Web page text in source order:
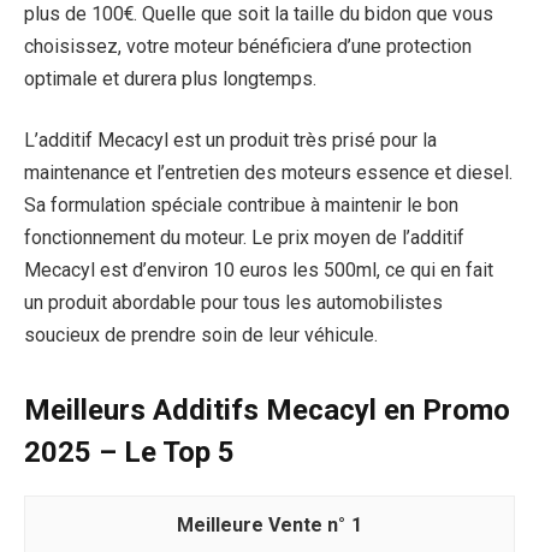
plus de 100€. Quelle que soit la taille du bidon que vous
choisissez, votre moteur bénéficiera d’une protection
optimale et durera plus longtemps.
L’additif Mecacyl est un produit très prisé pour la
maintenance et l’entretien des moteurs essence et diesel.
Sa formulation spéciale contribue à maintenir le bon
fonctionnement du moteur. Le prix moyen de l’additif
Mecacyl est d’environ 10 euros les 500ml, ce qui en fait
un produit abordable pour tous les automobilistes
soucieux de prendre soin de leur véhicule.
Meilleurs Additifs Mecacyl en Promo
2025 – Le Top 5
1